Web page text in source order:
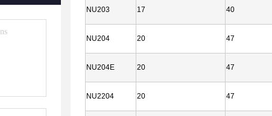
NU203 17 40
NU204 20 47
NU204E 20 47
NU2204 20 47